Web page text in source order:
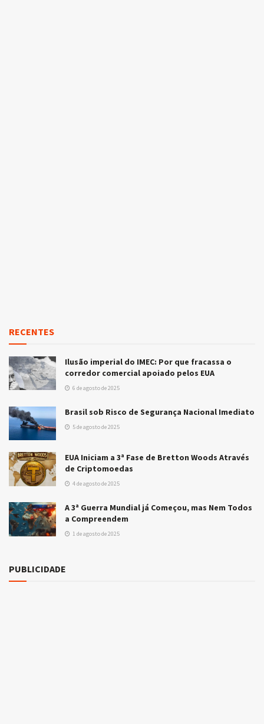
RECENTES
Ilusão imperial do IMEC: Por que fracassa o
corredor comercial apoiado pelos EUA
6 de agosto de 2025
Brasil sob Risco de Segurança Nacional Imediato
5 de agosto de 2025
EUA Iniciam a 3ª Fase de Bretton Woods Através
de Criptomoedas
4 de agosto de 2025
A 3ª Guerra Mundial já Começou, mas Nem Todos
a Compreendem
1 de agosto de 2025
PUBLICIDADE